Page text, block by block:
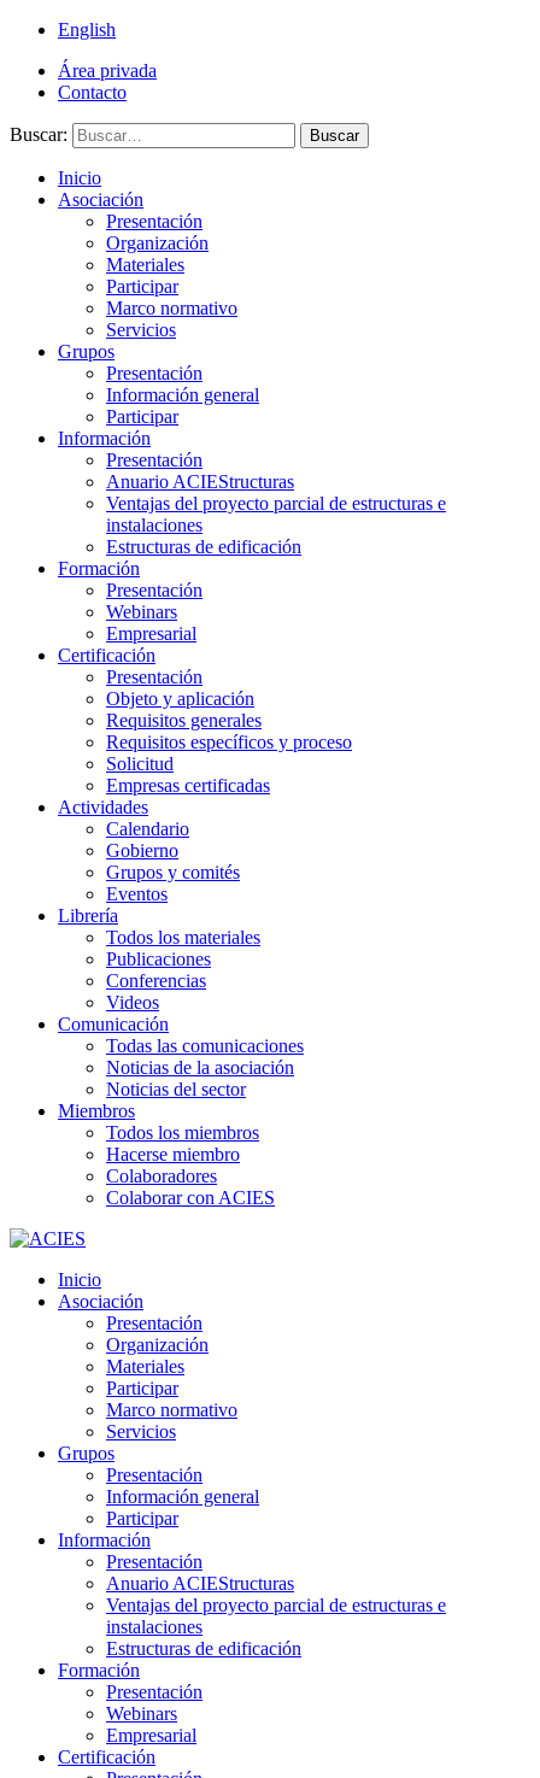
English
Área privada
Contacto
Buscar: Buscar
Inicio
Asociación
Presentación
Organización
Materiales
Participar
Marco normativo
Servicios
Grupos
Presentación
Información general
Participar
Información
Presentación
Anuario ACIEStructuras
Ventajas del proyecto parcial de estructuras e
instalaciones
Estructuras de edificación
Formación
Presentación
Webinars
Empresarial
Certificación
Presentación
Objeto y aplicación
Requisitos generales
Requisitos específicos y proceso
Solicitud
Empresas certificadas
Actividades
Calendario
Gobierno
Grupos y comités
Eventos
Librería
Todos los materiales
Publicaciones
Conferencias
Videos
Comunicación
Todas las comunicaciones
Noticias de la asociación
Noticias del sector
Miembros
Todos los miembros
Hacerse miembro
Colaboradores
Colaborar con ACIES
Inicio
Asociación
Presentación
Organización
Materiales
Participar
Marco normativo
Servicios
Grupos
Presentación
Información general
Participar
Información
Presentación
Anuario ACIEStructuras
Ventajas del proyecto parcial de estructuras e
instalaciones
Estructuras de edificación
Formación
Presentación
Webinars
Empresarial
Certificación